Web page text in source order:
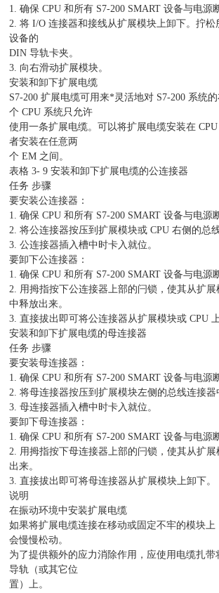
1. 确保 CPU 和所有 S7-200 SMART 设备与电源
2. 将 I/O 连接器和接线从扩展模块上卸下。拧松
设备的
DIN 导轨卡夹。
3. 向右滑动扩展模块。
安装和卸下扩展电缆
S7-200 扩展电缆可用来*灵活地对 S7-200 系统
个 CPU 系统只允许
使用一条扩展电缆。可以将扩展电缆安装在
者安装在任意两
个 EM 之间。
表格 3- 9 安装和卸下扩展电缆的公连接器
任务 步骤
要安装公连接器：
1. 确保 CPU 和所有 S7-200 SMART 设备与电源
2. 将公连接器按压到扩展模块或 CPU 右侧的总
3. 公连接器插入槽中时卡入就位。
要卸下公连接器：
1. 确保 CPU 和所有 S7-200 SMART 设备与电源
2. 用拇指按下公连接器上部的闩锁，使其从扩展
中释放出来。
3. 直接拔出即可将公连接器从扩展模块或 CPU
安装和卸下扩展电缆的母连接器
任务 步骤
要安装母连接器：
1. 确保 CPU 和所有 S7-200 SMART 设备与电源
2. 将母连接器按压到扩展模块左侧的总线连接器
3. 母连接器插入槽中时卡入就位。
要卸下母连接器：
1. 确保 CPU 和所有 S7-200 SMART 设备与电源
2. 用拇指按下母连接器上部的闩锁，使其从扩展
出来。
3. 直接拔出即可将母连接器从扩展模块上卸下。
说明
在振动环境中安装扩展电缆
如果将扩展电缆连接在移动或固定不牢的模块
会慢慢松动。
为了提供额外的应力消除作用，应使用电缆扎
导轨（或其它位
置）上。